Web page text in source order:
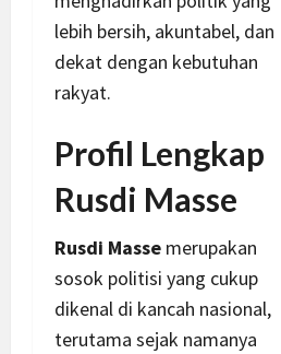
lebih bersih, akuntabel, dan
dekat dengan kebutuhan
rakyat.
Profil Lengkap
Rusdi Masse
Rusdi Masse merupakan
sosok politisi yang cukup
dikenal di kancah nasional,
terutama sejak namanya